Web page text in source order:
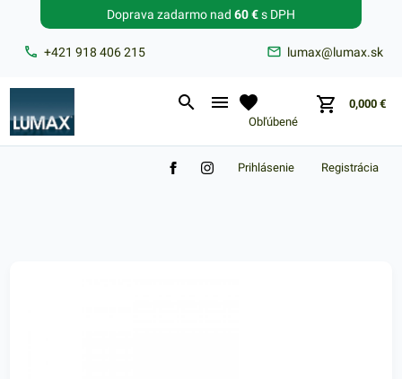
+421 918 406 215 lumax@lumax.sk
Doprava zadarmo nad 60 €s DPH
Obľúbené
0,000 €
Zabudnuté heslo?
Registrácia
Prihlásenie